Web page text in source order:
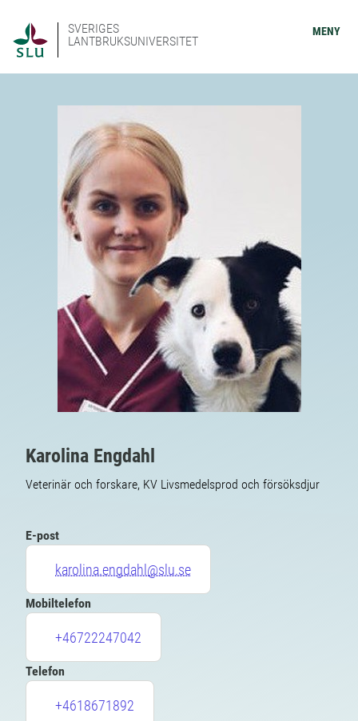
SVERIGES
LANTBRUKSUNIVERSITET
MENY
Karolina Engdahl
Veterinär och forskare, KV Livsmedelsprod och försöksdjur
E-post
karolina.engdahl@slu.se
Mobiltelefon
+46722247042
Telefon
+4618671892